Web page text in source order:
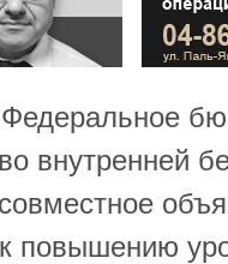
внутренней
совместное
повышению